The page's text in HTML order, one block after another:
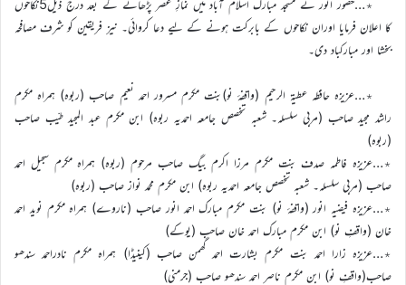
٭…حضور انور نے مسجد مبارک اسلام آباد میں نمازِ عصر پڑھانے کے بعد درج ذیل5نکاحوں
کا اعلان فرمایا اوران نکاحوں کے بابرکت ہونے کے لیے دعا کروائی۔ نیز فریقین کو شرف مصافحہ
بخشا اور مبارکباد دی۔
٭…عزیزہ حافظہ عطیۃ الرحیم (واقفۂ نو)بنت مکرم مسرور احمد نعیم صاحب (ربوہ) ہمراہ مکرم
راشد مجید صاحب (مربی سلسلہ۔ شعبہ تخصص جامعہ احمدیہ ربوہ) ابن مکرم عبد المجید طیّب صاحب
(ربوہ)
٭…عزیزہ فاطمہ صدف بنت مکرم مرزا اکرم بیگ صاحب مرحوم (ربوہ) ہمراہ مکرم سجیل احمد
صاحب (مربی سلسلہ۔ شعبہ تخصص جامعہ احمدیہ ربوہ) ابن مکرم محمد نواز صاحب (ربوہ)
٭…عزیزہ فیضیہ انور (واقفۂ نو) بنت مکرم مبارک احمد انور صاحب (ناروے) ہمراہ مکرم نوید احمد
خان (واقفِ نو) ابن مکرم مبارک احمد خان صاحب (یوکے)
٭…عزیزہ زارا احمد بنت مکرم بشارت احمد گھمن صاحب (کینیڈا) ہمراہ مکرم نادراحمد سندھو
صاحب(واقفِ نو) ابن مکرم ناصر احمد سندھو صاحب (جرمنی)